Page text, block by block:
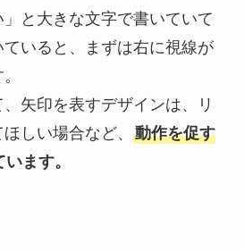
」と大きな文字で書いていて
いると、まずは右に視線が
矢印を表すデザインは、リ
しい場合など、 動作を促す
ます。